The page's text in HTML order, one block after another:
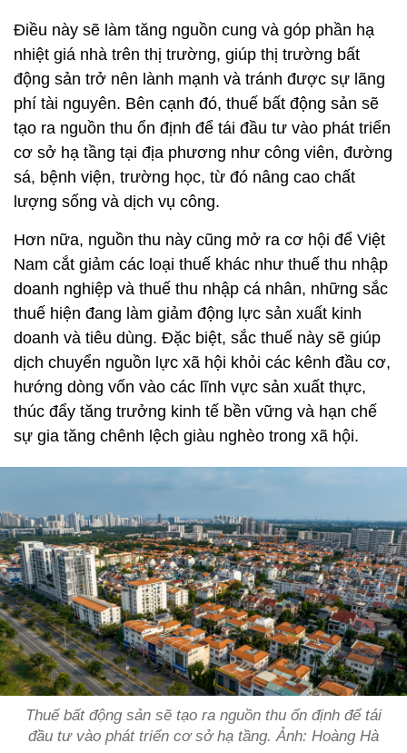
Điều này sẽ làm tăng nguồn cung và góp phần hạ
nhiệt giá nhà trên thị trường, giúp thị trường bất
động sản trở nên lành mạnh và tránh được sự lãng
phí tài nguyên. Bên cạnh đó, thuế bất động sản sẽ
tạo ra nguồn thu ổn định để tái đầu tư vào phát triển
cơ sở hạ tầng tại địa phương như công viên, đường
sá, bệnh viện, trường học, từ đó nâng cao chất
lượng sống và dịch vụ công.
Hơn nữa, nguồn thu này cũng mở ra cơ hội để Việt
Nam cắt giảm các loại thuế khác như thuế thu nhập
doanh nghiệp và thuế thu nhập cá nhân, những sắc
thuế hiện đang làm giảm động lực sản xuất kinh
doanh và tiêu dùng. Đặc biệt, sắc thuế này sẽ giúp
dịch chuyển nguồn lực xã hội khỏi các kênh đầu cơ,
hướng dòng vốn vào các lĩnh vực sản xuất thực,
thúc đẩy tăng trưởng kinh tế bền vững và hạn chế
sự gia tăng chênh lệch giàu nghèo trong xã hội.
Thuế bất động sản sẽ tạo ra nguồn thu ổn định để tái
đầu tư vào phát triển cơ sở hạ tầng. Ảnh: Hoàng Hà